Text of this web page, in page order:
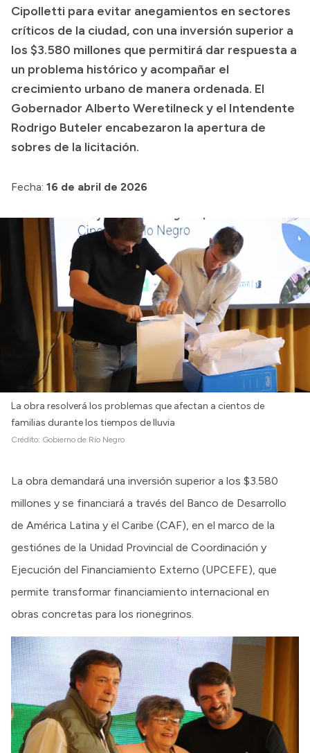
Presupuesto
Boletín Oficial
Compras y licitaciones
Consulta de expedientes
Consulta de pago a proveedores
Convocatorias
Intranet
Cipolletti para evitar anegamientos en sectores
críticos de la ciudad, con una inversión superior a
los $3.580 millones que permitirá dar respuesta a
un problema histórico y acompañar el
crecimiento urbano de manera ordenada. El
Gobernador Alberto Weretilneck y el Intendente
Rodrigo Buteler encabezaron la apertura de
sobres de la licitación.
Fecha: 16 de abril de 2026
La obra resolverá los problemas que afectan a cientos de
familias durante los tiempos de lluvia
Crédito: Gobierno de Río Negro
La obra demandará una inversión superior a los $3.580
millones y se financiará a través del Banco de Desarrollo
de América Latina y el Caribe (CAF), en el marco de la
gestiónes de la Unidad Provincial de Coordinación y
Ejecución del Financiamiento Externo (UPCEFE), que
permite transformar financiamiento internacional en
obras concretas para los rionegrinos.